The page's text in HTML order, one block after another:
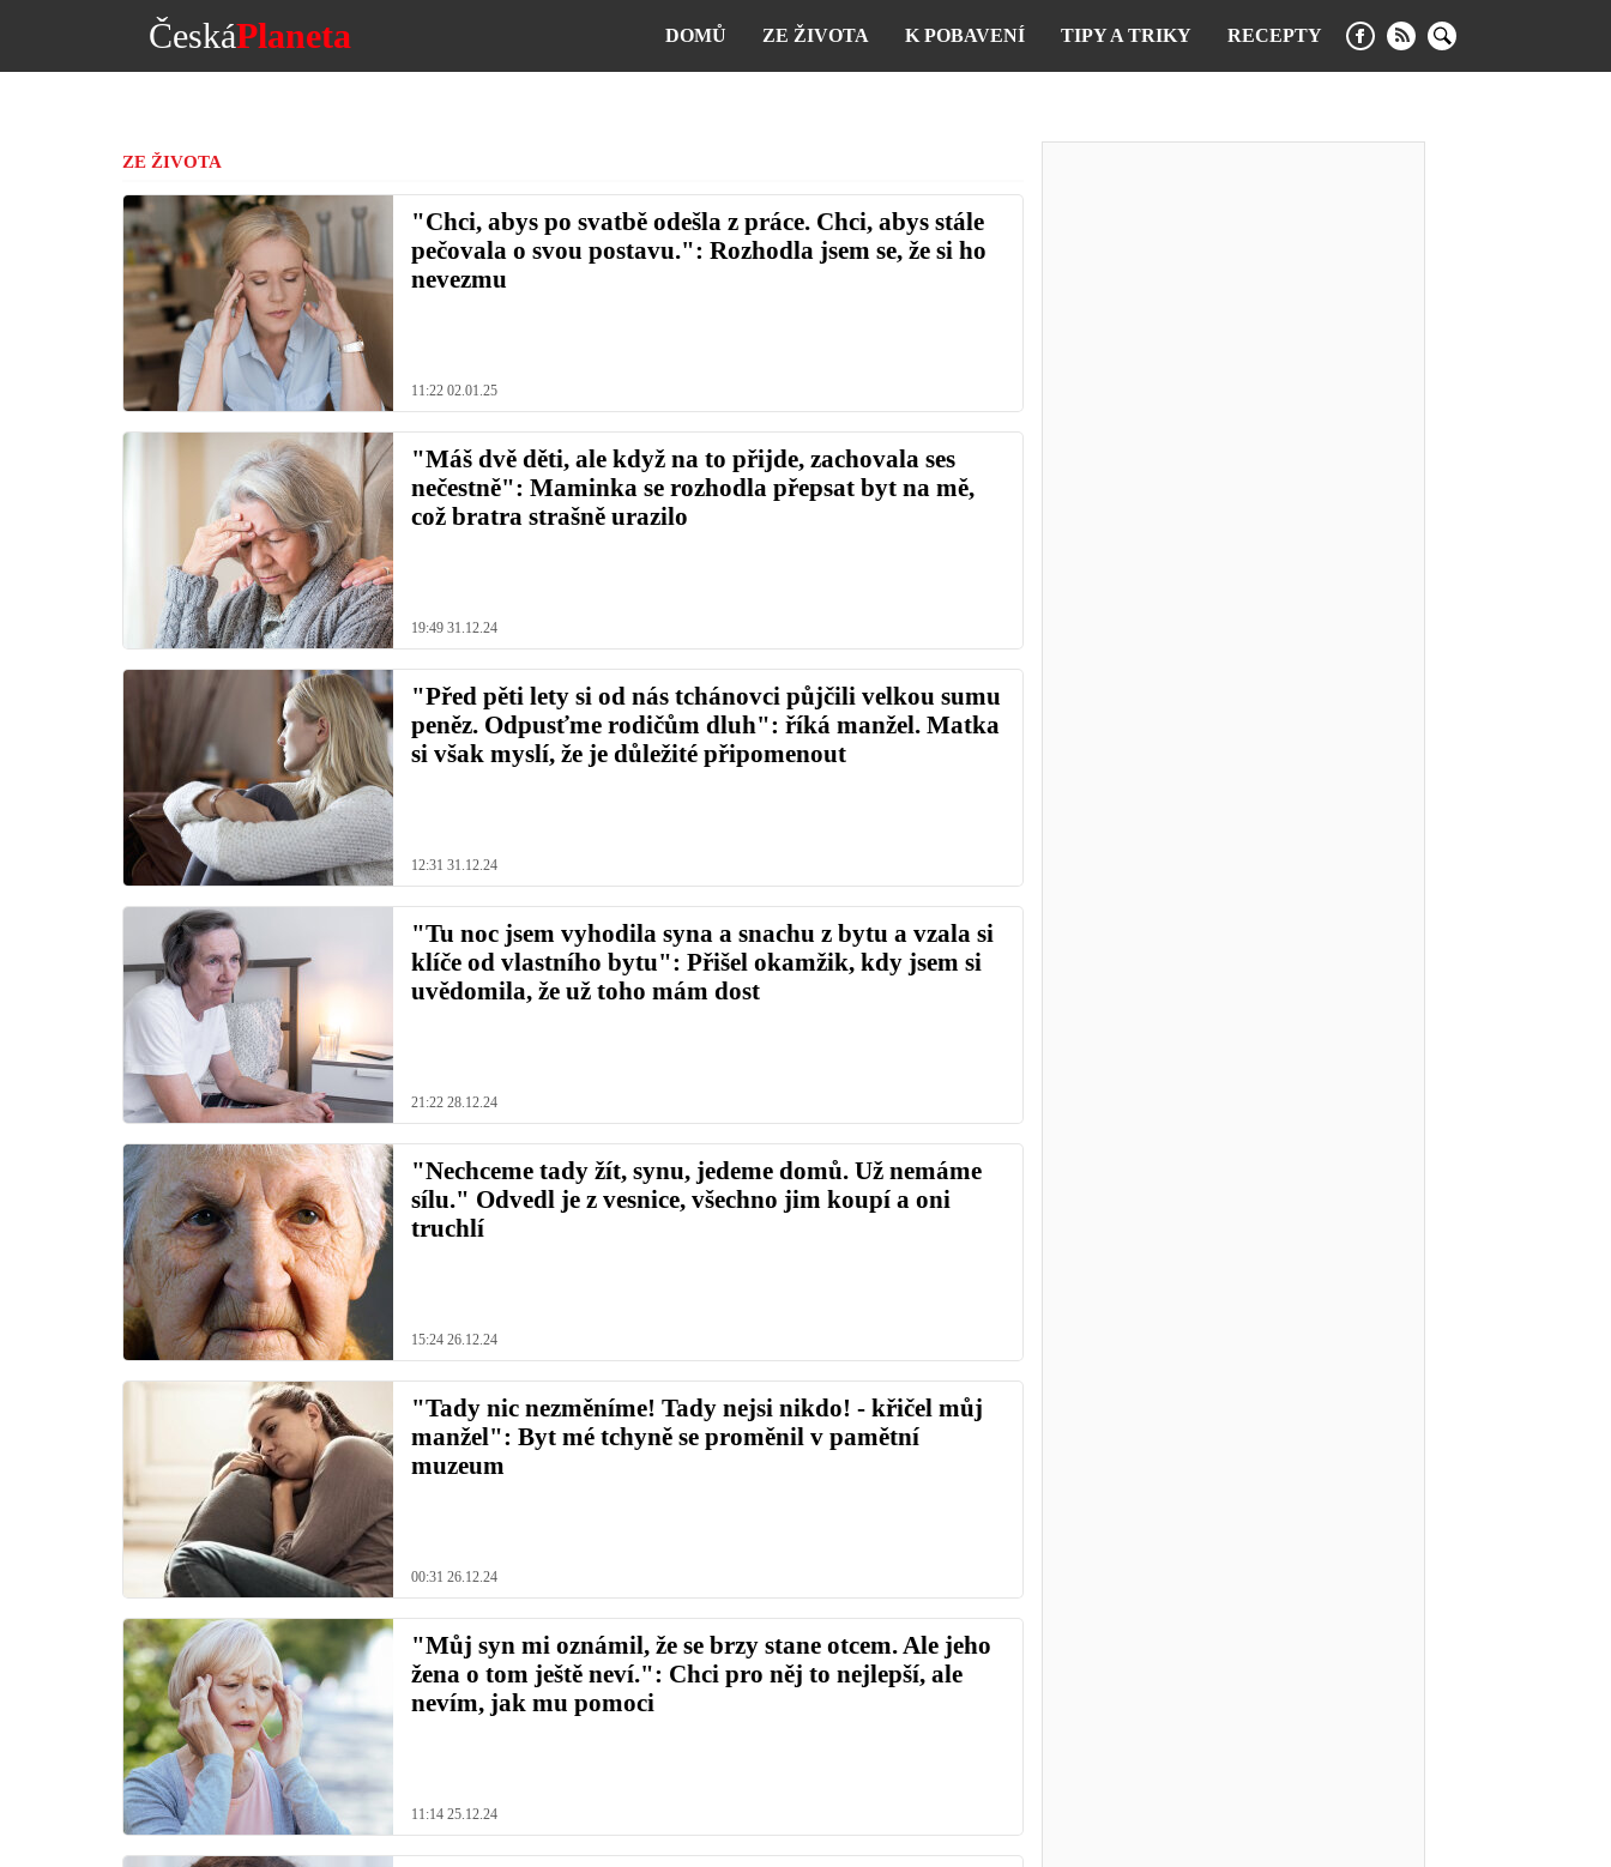
ČeskáPlaneta DOMŮ ZE ŽIVOTA K POBAVENÍ TIPY A TRIKY RECEPTY
ZE ŽIVOTA
"Chci, abys po svatbě odešla z práce. Chci, abys stále
pečovala o svou postavu.": Rozhodla jsem se, že si ho
nevezmu
11:22 02.01.25
"Máš dvě děti, ale když na to přijde, zachovala ses
nečestně": Maminka se rozhodla přepsat byt na mě,
což bratra strašně urazilo
19:49 31.12.24
"Před pěti lety si od nás tchánovci půjčili velkou sumu
peněz. Odpusťme rodičům dluh": říká manžel. Matka
si však myslí, že je důležité připomenout
12:31 31.12.24
"Tu noc jsem vyhodila syna a snachu z bytu a vzala si
klíče od vlastního bytu": Přišel okamžik, kdy jsem si
uvědomila, že už toho mám dost
21:22 28.12.24
"Nechceme tady žít, synu, jedeme domů. Už nemáme
sílu." Odvedl je z vesnice, všechno jim koupí a oni
truchlí
15:24 26.12.24
"Tady nic nezměníme! Tady nejsi nikdo! - křičel můj
manžel": Byt mé tchyně se proměnil v pamětní
muzeum
00:31 26.12.24
"Můj syn mi oznámil, že se brzy stane otcem. Ale jeho
žena o tom ještě neví.": Chci pro něj to nejlepší, ale
nevím, jak mu pomoci
11:14 25.12.24